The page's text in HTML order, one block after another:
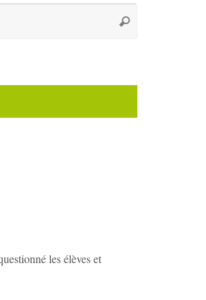
Rechercher
les élèves et